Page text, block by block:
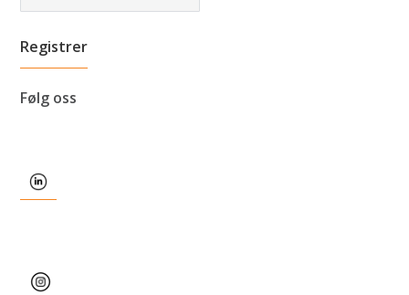
Følg oss